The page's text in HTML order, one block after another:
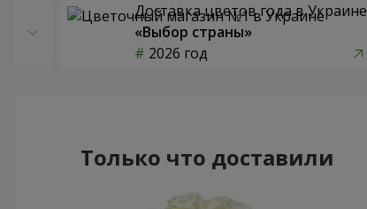
Доставка цветов года в Украине
«Выбор страны»
2026 год
Только что доставили